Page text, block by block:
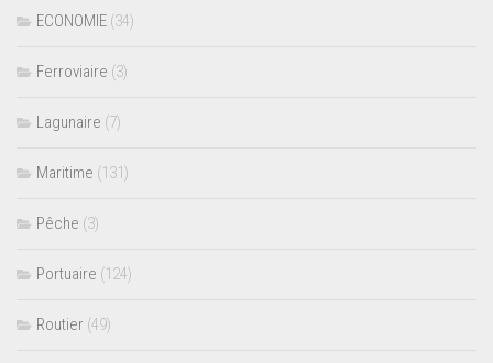
ECONOMIE (34)
Ferroviaire (3)
Lagunaire (7)
Maritime (131)
Pêche (3)
Portuaire (124)
Routier (49)